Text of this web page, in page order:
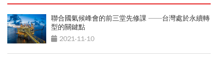
聯合國氣候峰會的前三堂先修課 ——台灣處於永續轉
型的關鍵點
2021-11-10